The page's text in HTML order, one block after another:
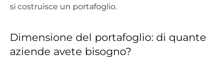
si costruisce un portafoglio.
Dimensione del portafoglio: di quante
aziende avete bisogno?